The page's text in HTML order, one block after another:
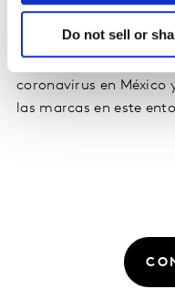
Do not sell or
entredicho..
Para conocer más
coronavirus en México
las marcas en este